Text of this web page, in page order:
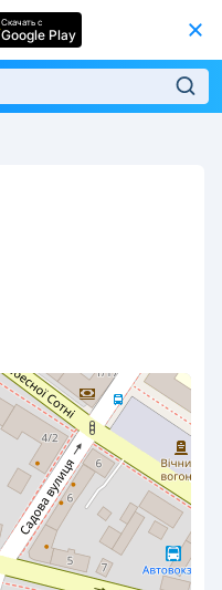
Скачать с
Google Play